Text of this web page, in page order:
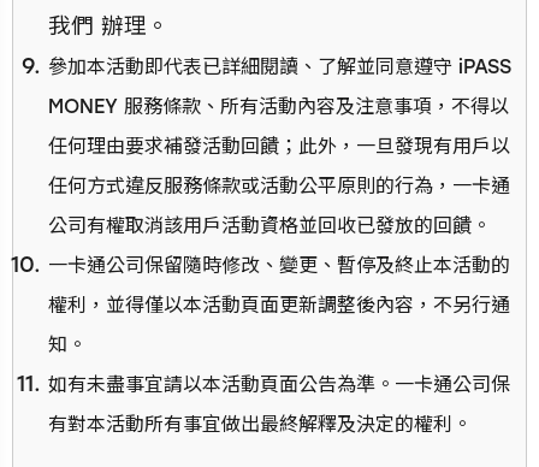
我們 辦理。
參加本活動即代表已詳細閱讀、了解並同意遵守 iPASS
MONEY 服務條款、所有活動內容及注意事項，不得以
任何理由要求補發活動回饋；此外，一旦發現有用戶以
任何方式違反服務條款或活動公平原則的行為，一卡通
公司有權取消該用戶活動資格並回收已發放的回饋。
一卡通公司保留隨時修改、變更、暫停及終止本活動的
權利，並得僅以本活動頁面更新調整後內容，不另行通
知。
如有未盡事宜請以本活動頁面公告為準。一卡通公司保
有對本活動所有事宜做出最終解釋及決定的權利。